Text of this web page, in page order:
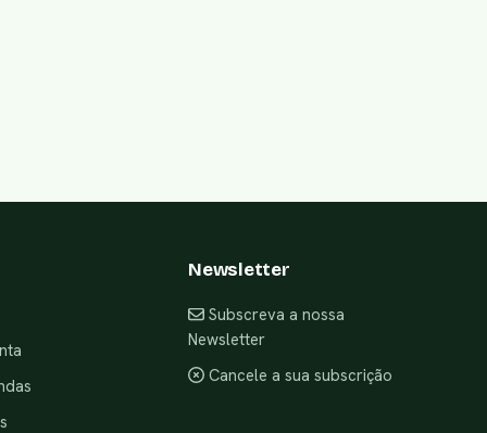
Newsletter
Subscreva a nossa
Newsletter
Cancele a sua subscrição